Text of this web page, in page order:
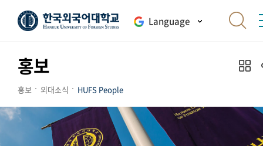
Language
홍보
홍보 외대소식 HUFS People